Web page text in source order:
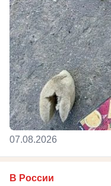
07.08.2026
В России